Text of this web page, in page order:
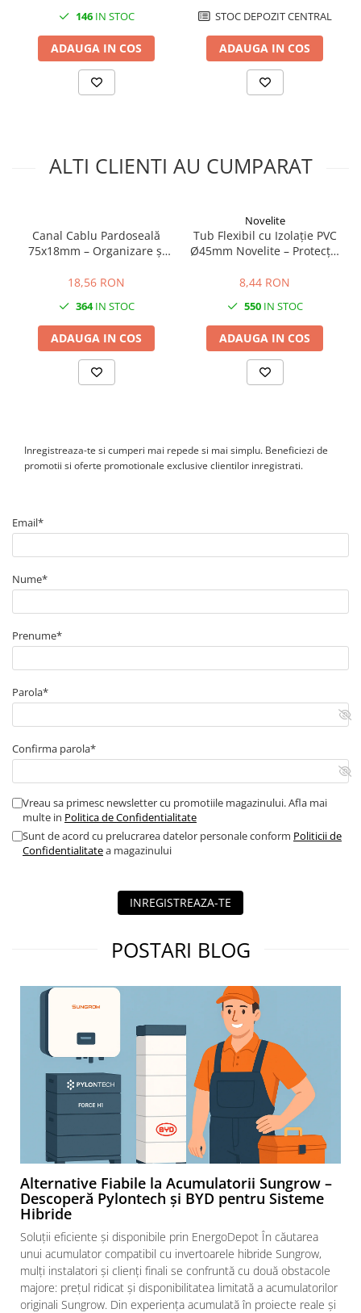
Ce protectie mecanica ofera?
Are rezistenta la compresiune de 320 N timp de 60 secunde si
rezistenta la impact de 1 J, clasa 2.
Poate fi utilizat in zone cu umezeala?
Tubul are grad de protectie IP54 si rezistenta la coroziune clasa 1.
Pentru mentinerea protectiei instalatiei, se folosesc accesorii si
146IN STOC
ADAUGA IN COS
STOC DEPOZIT CENTRAL
ADAUGA IN COS
ALTI CLIENTI AU CUMPARAT
Canal Cablu Pardoseală
75x18mm – Organizare și
18,56 RON
364IN STOC
ADAUGA IN COS
Novelite
Tub Flexibil cu Izolație PVC
Ø45mm Novelite – Protecție
Industrial Rezistent și Auto-
8,44 RON
550IN STOC
ADAUGA IN COS
Inregistreaza-te si cumperi mai repede si mai simplu. Beneficiezi de
promotii si oferte promotionale exclusive clientilor inregistrati.
Email*
Nume*
Prenume*
Parola*
Confirma parola*
Vreau sa primesc newsletter cu promotiile magazinului. Afla mai
multe in Politica de Confidentialitate
Sunt de acord cu prelucrarea datelor personale conform Politicii de
Confidentialitatea magazinului
INREGISTREAZA-TE
POSTARI BLOG
Alternative Fiabile la Acumulatorii Sungrow –
Descoperă Pylontech și BYD pentru Sisteme
Hibride
Soluții eficiente și disponibile prin EnergoDepot În căutarea
unui acumulator compatibil cu invertoarele hibride Sungrow,
mulți instalatori și clienți finali se confruntă cu două obstacole
majore: prețul ridicat și disponibilitatea limitată a acumulatorilor
originali Sungrow. Din experiența acumulată în proiecte reale și